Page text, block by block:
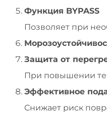
Функция BYPASS
Позволяет при
Защита от
При повышении
Эффективное
Снижает риск